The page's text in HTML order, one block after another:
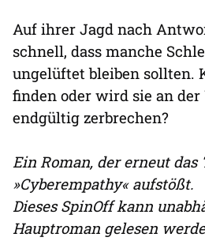
Auf ihrer Jagd nach
schnell, dass manche
ungelüftet bleiben sollten.
finden oder wird sie an
endgültig zerbrechen?
Ein Roman, der erneut das
»Cyberempathy« aufstößt.
Dieses SpinOff kann
Hauptroman gelesen